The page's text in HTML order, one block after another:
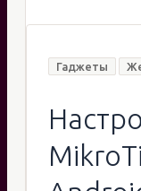
Гаджеты